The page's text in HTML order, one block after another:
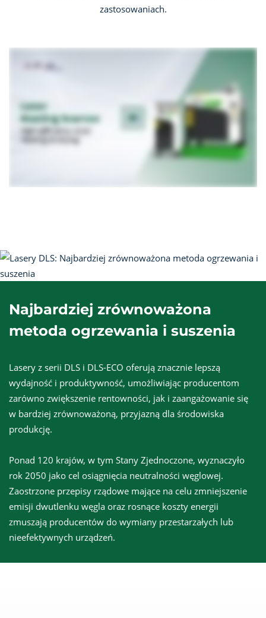
zastosowaniach.
Najbardziej zrównoważona
metoda ogrzewania i suszenia
Lasery z serii DLS i DLS-ECO oferują znacznie lepszą
wydajność i produktywność, umożliwiając producentom
zarówno zwiększenie rentowności, jak i zaangażowanie się
w bardziej zrównoważoną, przyjazną dla środowiska
produkcję.
Ponad 120 krajów, w tym Stany Zjednoczone, wyznaczyło
rok 2050 jako cel osiągnięcia neutralności węglowej.
Zaostrzone przepisy rządowe mające na celu zmniejszenie
emisji dwutlenku węgla oraz rosnące koszty energii
zmuszają producentów do wymiany przestarzałych lub
nieefektywnych urządzeń.